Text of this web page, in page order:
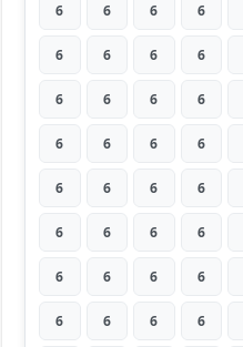
6 6 6 6
6 6 6 6
6 6 6 6
6 6 6 6
6 6 6 6
6 6 6 6
6 6 6 6
6 6 6 6